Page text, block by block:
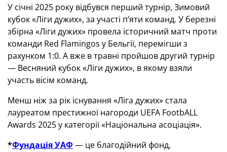
У січні 2025 року відбувся перший турнір, Зимовий
кубок «Ліги дужих», за участі п’яти команд. У березні
збірна «Ліги дужих» провела історичний матч проти
команди Red Flamingos у Бельгії, перемігши з
рахунком 1:0. А вже в травні пройшов другий турнір
— Весняний кубок «Ліги дужих», в якому взяли
участь вісім команд.
Менш ніж за рік існування «Ліга дужих» стала
лауреатом престижної нагороди UEFA FootbALL
Awards 2025 у категорії «Національна асоціація».
*Фундація УАФ — це благодійний фонд,